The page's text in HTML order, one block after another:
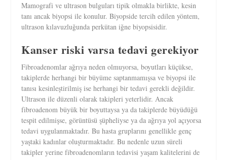
Mamografi ve ultrason bulguları tipik olmakla birlikte, kesin
tanı ancak biyopsi ile konulur. Biyopside tercih edilen yöntem,
ultrason kılavuzluğunda perkütan iğne biyopsisidir.
Kanser riski varsa tedavi gerekiyor
Fibroadenomlar ağrıya neden olmuyorsa, boyutları küçükse,
takiplerde herhangi bir büyüme saptanmamışsa ve biyopsi ile
tanısı kesinleştirilmiş ise herhangi bir tedavi gerekli değildir.
Ultrason ile düzenli olarak takipleri yeterlidir. Ancak
fibroadenom büyük bir boyuttaysa ya da takiplerde büyüdüğü
tespit edilmişse, görüntüsü şüpheliyse ya da ağrıya yol açıyorsa
tedavi uygulanmaktadır. Bu hasta gruplarını genellikle genç
yaştaki kadınlar oluşturmaktadır. Bu nedenle uzun süreli
takipler yerine fibroadenomların tedavisi yaşam kalitelerini de